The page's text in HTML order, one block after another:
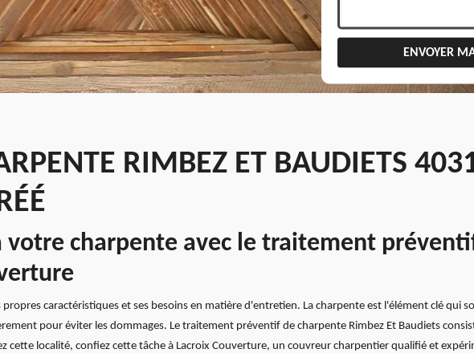
RIMBEZ ET BAUDIETS
votre charpente avec le traitement
caractéristiques et ses besoins en matière d'entretien. La charpente est l'élément clé qui
pour éviter les dommages. Le traitement préventif de charpente Rimbez Et Baudiets
cette localité, confiez cette tâche à Lacroix Couverture, un couvreur charpentier qualifié et